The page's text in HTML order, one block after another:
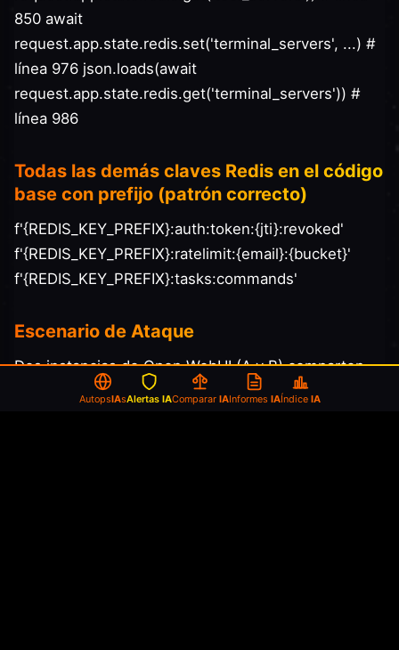
850 await
request.app.state.redis.set('terminal_servers', ...) #
línea 976 json.loads(await
request.app.state.redis.get('terminal_servers')) #
línea 986
Todas las demás claves Redis en el código
base con prefijo (patrón correcto)
f'{REDIS_KEY_PREFIX}:auth:token:{jti}:revoked'
f'{REDIS_KEY_PREFIX}:ratelimit:{email}:{bucket}'
f'{REDIS_KEY_PREFIX}:tasks:commands'
Escenario de Ataque
Dos instancias de Open WebUI (A y B) comparten
un backend Redis, un despliegue soportado para
AutopsIAsAlertas IAComparar IAInformes IAÍndice IA